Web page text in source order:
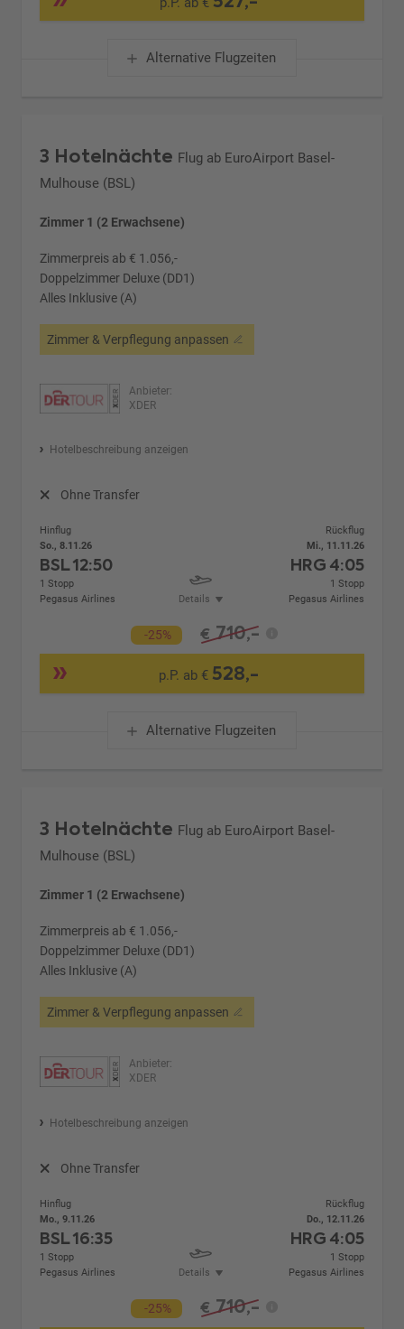
Alternative Flugzeiten
3 Hotelnächte Flug ab EuroAirport Basel-
Mulhouse (BSL)
Zimmer 1 (2 Erwachsene)
Zimmerpreis ab € 1.056,-
Doppelzimmer Deluxe (DD1)
Alles Inklusive (A)
Zimmer & Verpflegung anpassen
Anbieter:
XDER
Hotelbeschreibung anzeigen
Ohne Transfer
Hinflug
So., 8.11.26
BSL12:50
1 Stopp
Pegasus Airlines
Details
Rückflug
Mi., 11.11.26
HRG 4:05
1 Stopp
Pegasus Airlines
-25% € 710,-
p.P. ab € 528,-
Alternative Flugzeiten
3 Hotelnächte Flug ab EuroAirport Basel-
Mulhouse (BSL)
Zimmer 1 (2 Erwachsene)
Zimmerpreis ab € 1.056,-
Doppelzimmer Deluxe (DD1)
Alles Inklusive (A)
Zimmer & Verpflegung anpassen
Anbieter:
XDER
Hotelbeschreibung anzeigen
Ohne Transfer
Hinflug
Mo., 9.11.26
BSL16:35
1 Stopp
Pegasus Airlines
Details
Rückflug
Do., 12.11.26
HRG 4:05
1 Stopp
Pegasus Airlines
-25% € 710,-